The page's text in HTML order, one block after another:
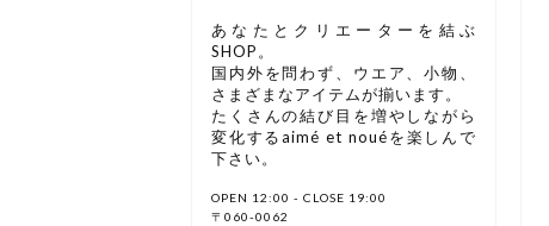
あなたとクリエーターを結ぶ
SHOP。
国内外を問わず、ウエア、小物、
さまざまなアイテムが揃います。
たくさんの結び目を増やしながら
変化するaimé et nouéを楽しんで
下さい。
OPEN 12:00 - CLOSE 19:00
〒060-0062